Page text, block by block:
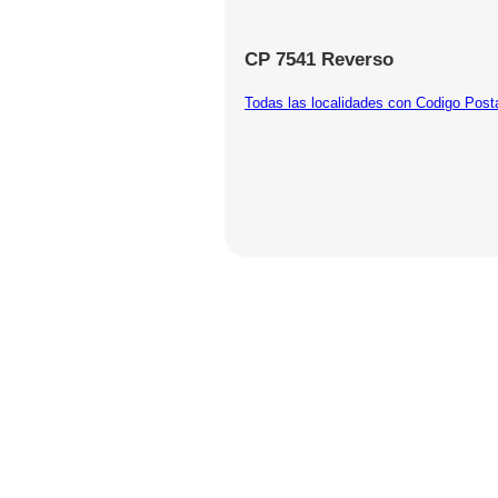
CP 7541 Reverso
Todas las localidades con Codigo